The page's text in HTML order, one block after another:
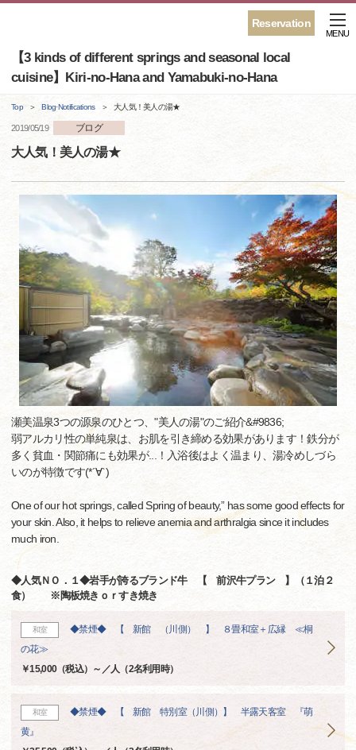
Reservation
【3 kinds of different springs and seasonal local
cuisine】Kiri-no-Hana and Yamabuki-no-Hana
MENU
Top Blog·Notifications 大人気！美人の湯★
2019/05/19 ブログ
大人気！美人の湯★
瀬美温泉3つの源泉のひとつ、"美人の湯"のご紹介&#9836;
弱アルカリ性の単純泉は、お肌を引き締める効果があります！鉄分が
多く貧血・関節痛にも効果が...！入浴後はよく温まり、湯冷めしづら
いのが特徴です(*´∀`)
One of our hot springs, called Spring of beauty,” has some good effects for
your skin. Also, it helps to relieve anemia and arthralgia since it includes
much iron.
◆人気ＮＯ．１◆岩手が誇るブランド牛 【 前沢牛プラン 】（１泊２
食） ※陶板焼きｏｒすき焼き
和室
◆禁煙◆ 【 新館 （川側） 】 ８畳和室＋広縁 ≪桐
の花≫
￥15,000（税込）～／人（2名利用時）
和室
◆禁煙◆ 【 新館 特別室（川側）】 半露天客室 『萌
黄』